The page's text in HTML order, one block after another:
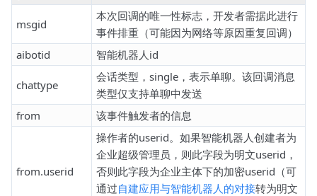
msgid
本次回调的唯一性标志，开发者需据此进行
事件排重（可能因为网络等原因重复回调）
aibotid
智能机器人id
chattype
会话类型，single，表示单聊。该回调消息
类型仅支持单聊中发送
from
该事件触发者的信息
from.userid
操作者的userid。如果智能机器人创建者为
企业超级管理员，则此字段为明文userid，
否则此字段为企业主体下的加密userid（可
通过自建应用与智能机器人的对接转为明文